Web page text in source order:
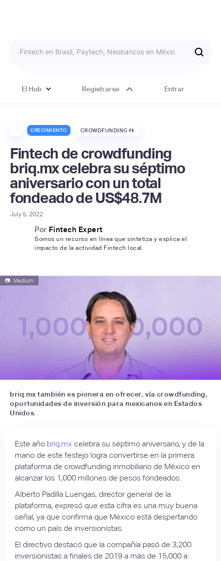
El Hub Registrarse Entrar
CRECIMIENTO CROWDFUNDING 👫
Fintech de crowdfunding
briq.mx celebra su séptimo
aniversario con un total
fondeado de US$48.7M
July 5, 2022
Por Fintech Expert
Somos un recurso en línea que sintetiza y explica el
impacto de la actividad Fintech local.
📷 Medium
briq.mx también es pionera en ofrecer, vía crowdfunding,
oportunidades de inversión para mexicanos en Estados
Unidos.
Este año briq.mx celebra su séptimo aniversario, y de la
mano de este festejo logra convertirse en la primera
plataforma de crowdfunding inmobiliario de México en
alcanzar los 1,000 millones de pesos fondeados.
Alberto Padilla Luengas, director general de la
plataforma, expresó que esta cifra es una muy buena
señal, ya que confirma que México está despertando
como un país de inversionistas.
El directivo destacó que la compañía pasó de 3,200
inversionistas a finales de 2019 a más de 15,000 a